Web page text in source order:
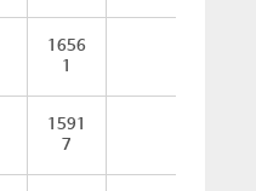
1656
1
1591
7